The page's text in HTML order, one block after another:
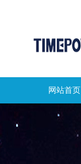
网站首页